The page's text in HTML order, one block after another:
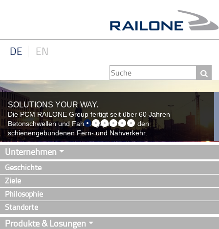
DE EN
SOLUTIONS YOUR WAY.
Die PCM RAILONE Group fertigt seit über 60 Jahren
Betonschwellen und Fahrwegsysteme für den
schienengebundenen Fern- und Nahverkehr.
QUALITÄT KENNT KEINE GRENZEN.
Unsere Mitarbeiter stehen Ihnen in neun Ländern in Europa,
Asien und Nordamerika zur Verfügung.
Unternehmen
Geschichte
Ziele
Philosophie
Standorte
Produkte & Lösungen